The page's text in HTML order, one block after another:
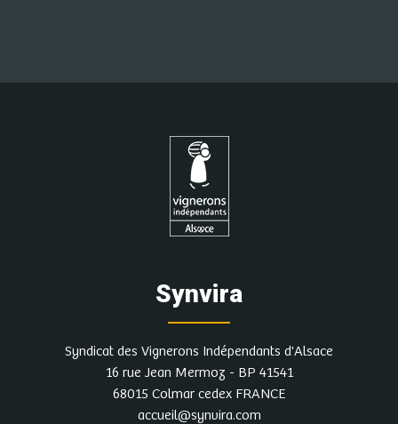
Synvira
Syndicat des Vignerons Indépendants d'Alsace
16 rue Jean Mermoz - BP 41541
68015 Colmar cedex FRANCE
accueil@synvira.com